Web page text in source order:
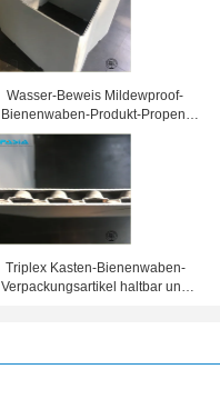
Wasser-Beweis Mildewproof-
Bienenwaben-Produkt-Propen-
Polymer TriplexBox
Triplex Kasten-Bienenwaben-
Verpackungsartikel haltbar und